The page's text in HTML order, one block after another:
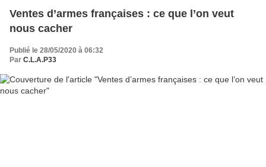
Ventes d’armes françaises : ce que l’on veut
nous cacher
Publié le 28/05/2020 à 06:32
Par C.L.A.P33